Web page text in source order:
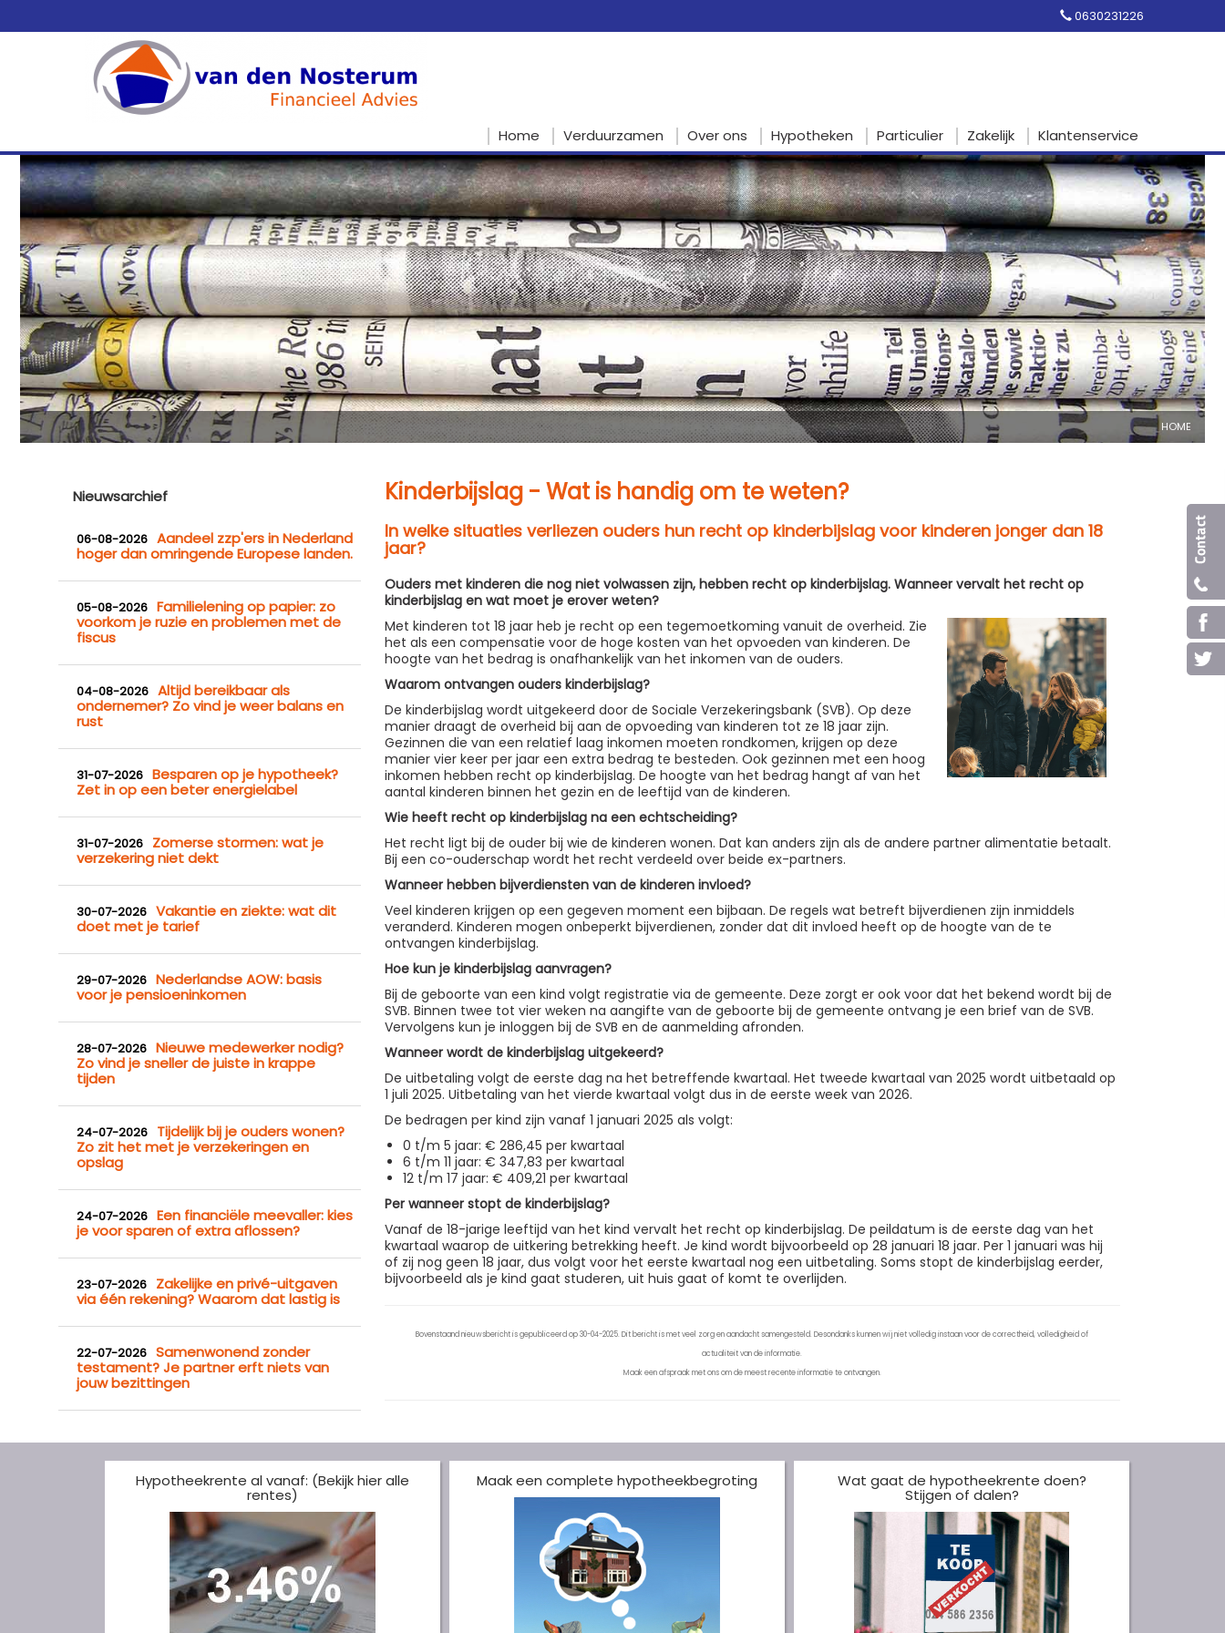
0630231226
Home Verduurzamen Over ons Hypotheken Particulier Zakelijk Klantenservice
HOME
Nieuwsarchief
06-08-2026 Aandeel zzp'ers in Nederland
hoger dan omringende Europese landen.
05-08-2026 Familielening op papier: zo
voorkom je ruzie en problemen met de
fiscus
04-08-2026 Altijd bereikbaar als
ondernemer? Zo vind je weer balans en
rust
31-07-2026 Besparen op je hypotheek?
Zet in op een beter energielabel
31-07-2026
Zomerse stormen: wat je
verzekering niet dekt
30-07-2026 Vakantie en ziekte: wat dit
doet met je tarief
29-07-2026 Nederlandse AOW: basis
voor je pensioeninkomen
28-07-2026 Nieuwe medewerker nodig?
Zo vind je sneller de juiste in krappe
tijden
24-07-2026
Tijdelijk bij je ouders wonen?
Zo zit het met je verzekeringen en
opslag
24-07-2026 Een financiële meevaller: kies
je voor sparen of extra aflossen?
23-07-2026
Zakelijke en privé-uitgaven
via één rekening? Waarom dat lastig is
22-07-2026 Samenwonend zonder
testament? Je partner erft niets van
jouw bezittingen
Kinderbijslag - Wat is handig om te weten?
In welke situaties verliezen ouders hun recht op kinderbijslag voor kinderen jonger dan 18
jaar?
Ouders met kinderen die nog niet volwassen zijn, hebben recht op kinderbijslag. Wanneer vervalt het recht op
kinderbijslag en wat moet je erover weten?
Met kinderen tot 18 jaar heb je recht op een tegemoetkoming vanuit de overheid. Zie
het als een compensatie voor de hoge kosten van het opvoeden van kinderen. De
hoogte van het bedrag is onafhankelijk van het inkomen van de ouders.
Waarom ontvangen ouders kinderbijslag?
De kinderbijslag wordt uitgekeerd door de Sociale Verzekeringsbank (SVB). Op deze
manier draagt de overheid bij aan de opvoeding van kinderen tot ze 18 jaar zijn.
Gezinnen die van een relatief laag inkomen moeten rondkomen, krijgen op deze
manier vier keer per jaar een extra bedrag te besteden. Ook gezinnen met een hoog
inkomen hebben recht op kinderbijslag. De hoogte van het bedrag hangt af van het
aantal kinderen binnen het gezin en de leeftijd van de kinderen.
Wie heeft recht op kinderbijslag na een echtscheiding?
Het recht ligt bij de ouder bij wie de kinderen wonen. Dat kan anders zijn als de andere partner alimentatie betaalt.
Bij een co-ouderschap wordt het recht verdeeld over beide ex-partners.
Wanneer hebben bijverdiensten van de kinderen invloed?
Veel kinderen krijgen op een gegeven moment een bijbaan. De regels wat betreft bijverdienen zijn inmiddels
veranderd. Kinderen mogen onbeperkt bijverdienen, zonder dat dit invloed heeft op de hoogte van de te
ontvangen kinderbijslag.
Hoe kun je kinderbijslag aanvragen?
Bij de geboorte van een kind volgt registratie via de gemeente. Deze zorgt er ook voor dat het bekend wordt bij de
SVB. Binnen twee tot vier weken na aangifte van de geboorte bij de gemeente ontvang je een brief van de SVB.
Vervolgens kun je inloggen bij de SVB en de aanmelding afronden.
Wanneer wordt de kinderbijslag uitgekeerd?
De uitbetaling volgt de eerste dag na het betreffende kwartaal. Het tweede kwartaal van 2025 wordt uitbetaald op
1 juli 2025. Uitbetaling van het vierde kwartaal volgt dus in de eerste week van 2026.
De bedragen per kind zijn vanaf 1 januari 2025 als volgt:
0 t/m 5 jaar: € 286,45 per kwartaal
6 t/m 11 jaar: € 347,83 per kwartaal
12 t/m 17 jaar: € 409,21 per kwartaal
Per wanneer stopt de kinderbijslag?
Vanaf de 18-jarige leeftijd van het kind vervalt het recht op kinderbijslag. De peildatum is de eerste dag van het
kwartaal waarop de uitkering betrekking heeft. Je kind wordt bijvoorbeeld op 28 januari 18 jaar. Per 1 januari was hij
of zij nog geen 18 jaar, dus volgt voor het eerste kwartaal nog een uitbetaling. Soms stopt de kinderbijslag eerder,
bijvoorbeeld als je kind gaat studeren, uit huis gaat of komt te overlijden.
Bovenstaand nieuwsbericht is gepubliceerd op 30-04-2025. Dit bericht is met veel zorg en aandacht samengesteld. Desondanks kunnen wij niet volledig instaan voor de correctheid, volledigheid of
actualiteit van de informatie.
Maak een afspraak met ons om de meest recente informatie te ontvangen.
Hypotheekrente al vanaf: (Bekijk hier alle
rentes)
Maak een complete hypotheekbegroting Wat gaat de hypotheekrente doen?
Stijgen of dalen?